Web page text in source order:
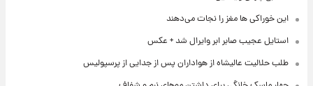
این خوراکی ها مغز را نجات می‌دهند
استایل عجیب صابر ابر وایرال شد + عکس
طلب حلالیت عالیشاه از هواداران پس از جدایی از پرسپولیس